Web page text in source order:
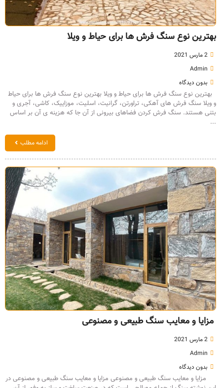
بهترین نوع سنگ فرش ها برای حیاط و ویلا
2 مارس 2021
Admin
بدون دیدگاه
بهترین نوع سنگ فرش ها برای حیاط و ویلا بهترین نوع سنگ فرش ها برای حیاط
و ویلا سنگ فرش های آهکی، تراورتن، گرانیت، اسلیت، موزاییک، کاشی، آجری و
بتنی هستند. سنگ فرش کردن فضاهای بیرونی از آن جا که هزینه ی آن بر اساس
...
ادامه مطلب
مزایا و معایب سنگ طبیعی و مصنوعی
2 مارس 2021
Admin
بدون دیدگاه
مزایا و معایب سنگ طبیعی و مصنوعی مزایا و معایب سنگ طبیعی و مصنوعی در